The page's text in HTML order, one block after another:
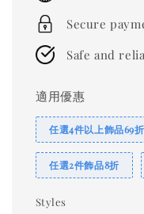
Secure
Safe and
適用優惠
任選4件以上飾品69折
任選2件飾品8折
Styles